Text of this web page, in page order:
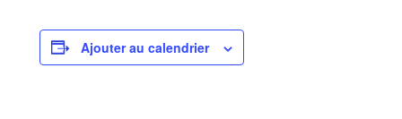
Ajouter au calendrier